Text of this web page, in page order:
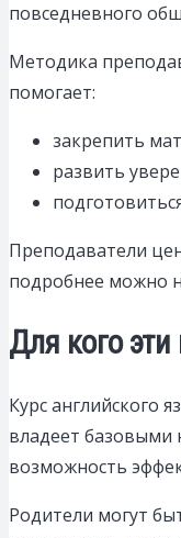
повседневного
Методика
помогает:
закрепить
развить
Преподаватели
подробнее можно
Для кого эти
Курс английского
владеет базовыми
возможность
Родители могут